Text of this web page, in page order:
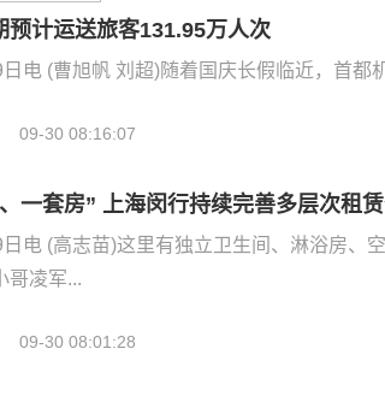
预计运送旅客131.95万人次
电 (曹旭帆 刘超)随着国庆长假临近，首都
09-30 08:16:07
一套房” 上海闵行持续完善多层次租
电 (高志苗)这里有独立卫生间、淋浴房、
哥凌军...
09-30 08:01:28